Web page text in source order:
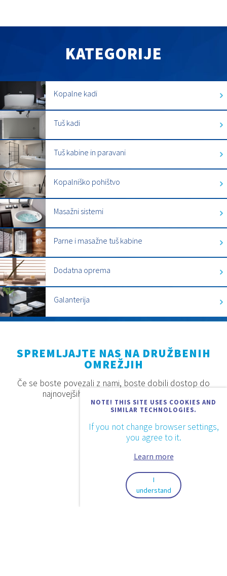
KATEGORIJE
Kopalne kadi
Tuš kadi
Tuš kabine in paravani
Kopalniško pohištvo
Masažni sistemi
Parne i masažne tuš kabine
Dodatna oprema
Galanterija
NOTE! THIS SITE USES COOKIES AND
SIMILAR TECHNOLOGIES.
If you not change browser settings,
you agree to it.
Learn more
I
understand
SPREMLJAJTE NAS NA DRUŽBENIH
OMREŽJIH
Če se boste povezali z nami, boste dobili dostop do
najnovejših proizvodov, akcij in novosti.